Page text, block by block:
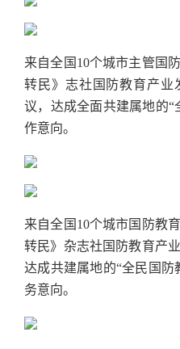
来自全国10个城市主管国
转民》志社国防教育产业
议，达成全面共建属地的
作意向。
来自全国10个城市国防教
转民》杂志社国防教育产
达成共建属地的“全民国防
务意向。